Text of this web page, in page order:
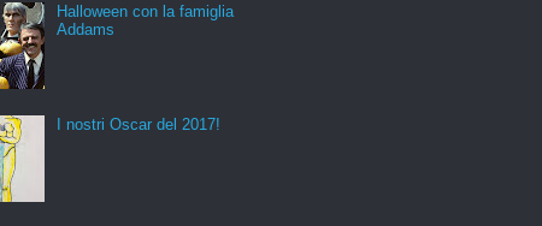
Halloween con la famiglia
Addams
I nostri Oscar del 2017!